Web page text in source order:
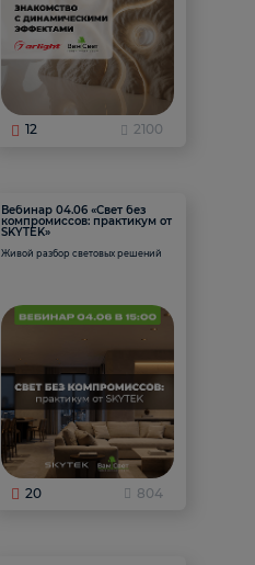
12 2100
Вебинар 04.06 «Свет без
компромиссов: практикум от
SKYTEK»
Живой разбор световых решений
20 804